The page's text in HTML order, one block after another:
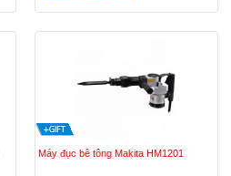
Máy đục bê tông Makita HM1201